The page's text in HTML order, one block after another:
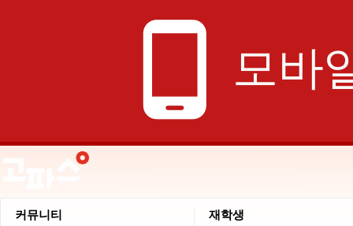
phone_android 모바
커뮤니티 재학생